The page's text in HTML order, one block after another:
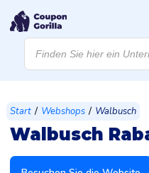
Products
search
Start / Webshops / Walbusch
Walbusch